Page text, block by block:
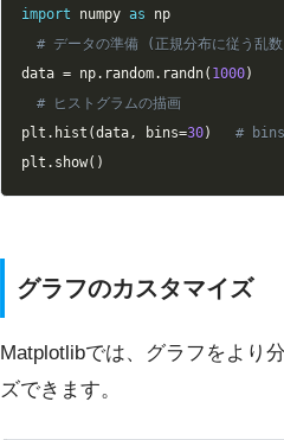
import numpy as
# データの準備 (正規分布に従う乱
data = np. random. randn( 1000)
# ヒストグラムの描画
plt . hist (data , bins=30)
# bins
plt . show( )
グラフのカスタマイズ
Matplotlibでは、グラフをより
ズできます。